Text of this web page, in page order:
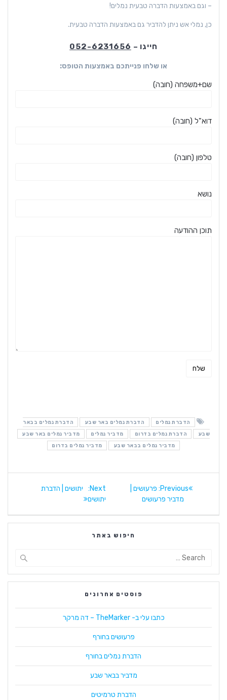
– וגם באמצעות הדברה טבעית נמלים!
כן, נמלי אש ניתן להדביר גם באמצעות הדברה טבעית.
חייגו – 052-6231656
או שלחו פנייתכם באמצעות הטופס:
שם+משפחה (חובה)
דוא"ל (חובה)
טלפון (חובה)
נושא
תוכן ההודעה
הדברת נמלים הדברת נמלים באר שבע
הדברת נמלים בבאר
שבע
הדברת נמלים בדרום מדביר נמלים
מדביר נמלים באר שבע
מדביר נמלים בבאר שבע
מדביר נמלים בדרום
ניווטPrevious:
Previous
post:
פרעושים |
מדביר פרעושים
Next:
Next
post:
יתושים | הדברת
יתושים
חיפוש באתר
פוסטים אחרונים
כתבו עלי ב- TheMarker – דה מרקר
פרעושים בחורף
הדברת נמלים בחורף
מדביר בבאר שבע
הדברת טרמיטים